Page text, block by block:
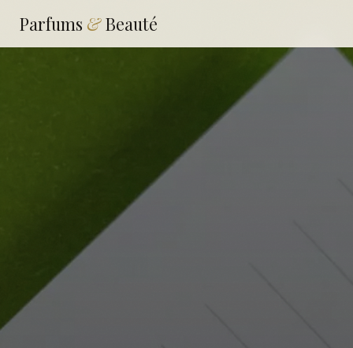
Parfums &Beauté